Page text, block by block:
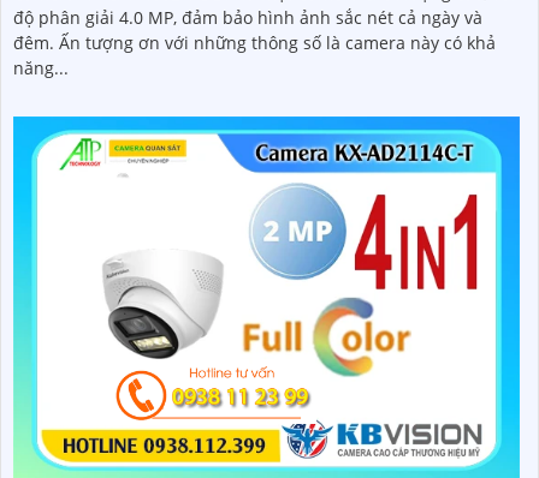
độ phân giải 4.0 MP, đảm bảo hình ảnh sắc nét cả ngày và
đêm. Ấn tượng ơn với những thông số là camera này có khả
năng...